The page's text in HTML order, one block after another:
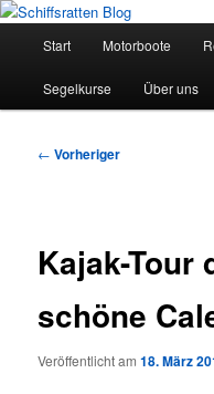
Zum
springenSchiffsratten
Segelsport in Second Life
Start Motorboote
Segelkurse Über uns
Beitragsnavigation
← Vorheriger
Kajak-Tour
schöne
Veröffentlicht am18. März